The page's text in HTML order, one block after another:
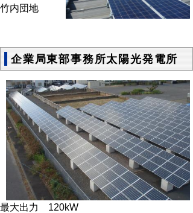
竹内団地
企業局東部事務所太陽光発電所
最大出力 120kW